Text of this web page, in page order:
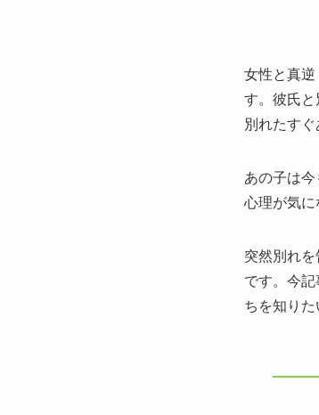
女性と真
す。彼氏
別れたす
あの子は
心理が気
突然別れ
です。今
ちを知りた